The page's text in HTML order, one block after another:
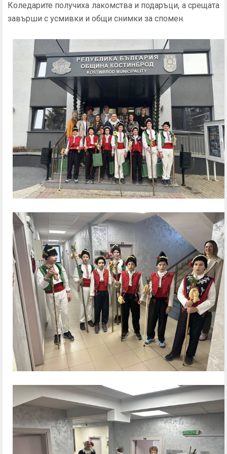
Коледарите получиха лакомства и подаръци, а срещата
завърши с усмивки и общи снимки за спомен.